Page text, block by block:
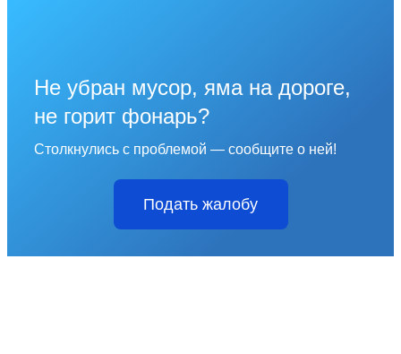
Не убран мусор, яма на дороге,
не горит фонарь?
Столкнулись с проблемой — сообщите о ней!
Подать жалобу